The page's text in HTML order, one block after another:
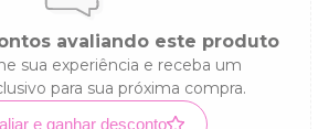
avaliando este produto
sua experiência e receba um
para sua próxima compra.
e ganhar desconto